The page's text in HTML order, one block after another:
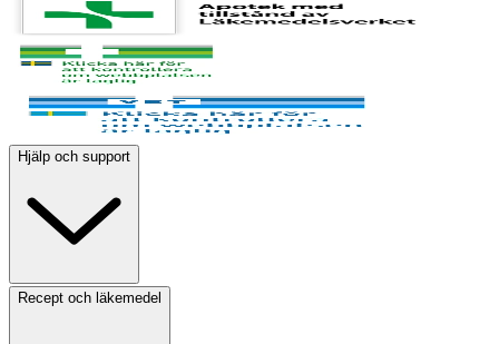
Hjälp och support
Recept och läkemedel